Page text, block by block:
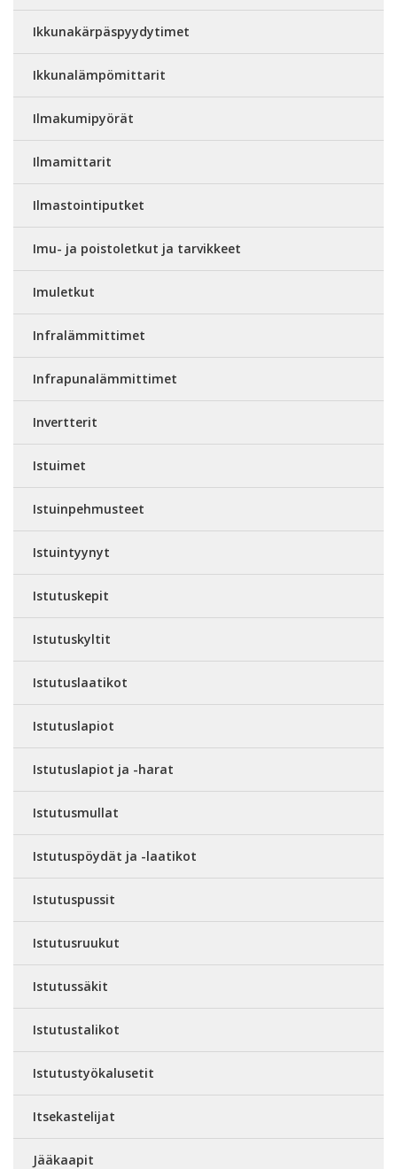
Ikkunakärpäspyydytimet
Ikkunalämpömittarit
Ilmakumipyörät
Ilmamittarit
Ilmastointiputket
Imu- ja poistoletkut ja tarvikkeet
Imuletkut
Infralämmittimet
Infrapunalämmittimet
Invertterit
Istuimet
Istuinpehmusteet
Istuintyynyt
Istutuskepit
Istutuskyltit
Istutuslaatikot
Istutuslapiot
Istutuslapiot ja -harat
Istutusmullat
Istutuspöydät ja -laatikot
Istutuspussit
Istutusruukut
Istutussäkit
Istutustalikot
Istutustyökalusetit
Itsekastelijat
Jääkaapit